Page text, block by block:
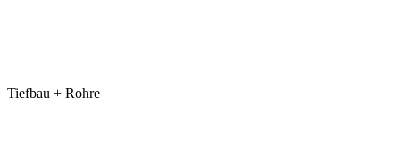
Tiefbau + Rohre